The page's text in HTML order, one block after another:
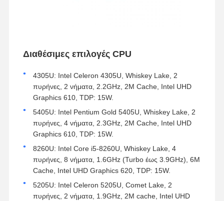
Διαθέσιμες επιλογές CPU
4305U: Intel Celeron 4305U, Whiskey Lake, 2
πυρήνες, 2 νήματα, 2.2GHz, 2M Cache, Intel UHD
Graphics 610, TDP: 15W.
5405U: Intel Pentium Gold 5405U, Whiskey Lake, 2
πυρήνες, 4 νήματα, 2.3GHz, 2M Cache, Intel UHD
Graphics 610, TDP: 15W.
8260U: Intel Core i5-8260U, Whiskey Lake, 4
πυρήνες, 8 νήματα, 1.6GHz (Turbo έως 3.9GHz), 6M
Cache, Intel UHD Graphics 620, TDP: 15W.
5205U: Intel Celeron 5205U, Comet Lake, 2
πυρήνες, 2 νήματα, 1.9GHz, 2M cache, Intel UHD